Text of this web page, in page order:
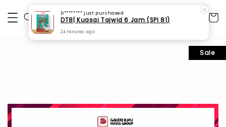
Sale
D******** just purchased
DT8| Kuasai Tajwid 6 Jam (SPI 81)
24 minutes ago